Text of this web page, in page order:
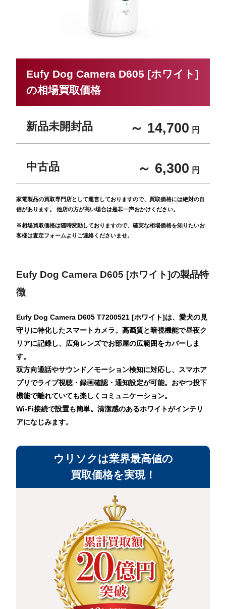
Eufy Dog Camera D605 [ホワイト]
の相場買取価格
新品未開封品 ～ 14,700 円
中古品 ～ 6,300 円
家電製品の買取専門店として運営しておりますので、買取価格には絶対の自
信があります。 他店の方が高い場合は是非一声おかけください。
※相場買取価格は随時変動しておりますので、確実な相場価格を知りたいお
客様は査定フォームよりご連絡くださいませ。
Eufy Dog Camera D605 [ホワイト]の製品特
徴
Eufy Dog Camera D605 T7200521 [ホワイト]は、愛犬の見
守りに特化したスマートカメラ。高画質と暗視機能で昼夜ク
リアに記録し、広角レンズでお部屋の広範囲をカバーしま
す。
双方向通話やサウンド／モーション検知に対応し、スマホア
プリでライブ視聴・録画確認・通知設定が可能。おやつ投下
機能で離れていても楽しくコミュニケーション。
Wi-Fi接続で設置も簡単。清潔感のあるホワイトがインテリ
アになじみます。
ウリソクは業界最高値の
買取価格を実現！